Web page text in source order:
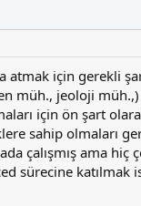
atmak için gerekli
müh., jeoloji
için ön şart
sahip olmaları
çalışmış ama hiç
sürecine katılmak